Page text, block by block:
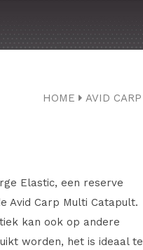
HOME AVID CARP
Elastic, een reserve
Avid Carp Multi Catapult.
kan ook op andere
worden, het is ideaal te